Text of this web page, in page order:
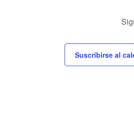
Suscribirse al